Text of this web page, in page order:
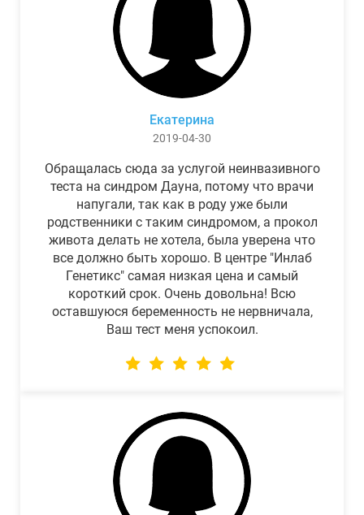
Екатерина
2019-04-30
Обращалась сюда за услугой неинвазивного
теста на синдром Дауна, потому что врачи
напугали, так как в роду уже были
родственники с таким синдромом, а прокол
живота делать не хотела, была уверена что
все должно быть хорошо. В центре "Инлаб
Генетикс" самая низкая цена и самый
короткий срок. Очень довольна! Всю
оставшуюся беременность не нервничала,
Ваш тест меня успокоил.